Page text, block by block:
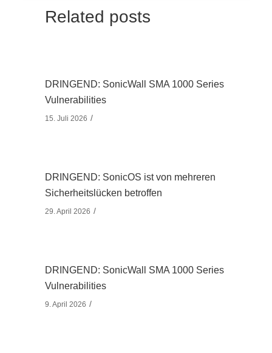
Related posts
DRINGEND: SonicWall SMA 1000 Series
Vulnerabilities
15. Juli 2026
DRINGEND: SonicOS ist von mehreren
Sicherheitslücken betroffen
29. April 2026
DRINGEND: SonicWall SMA 1000 Series
Vulnerabilities
9. April 2026